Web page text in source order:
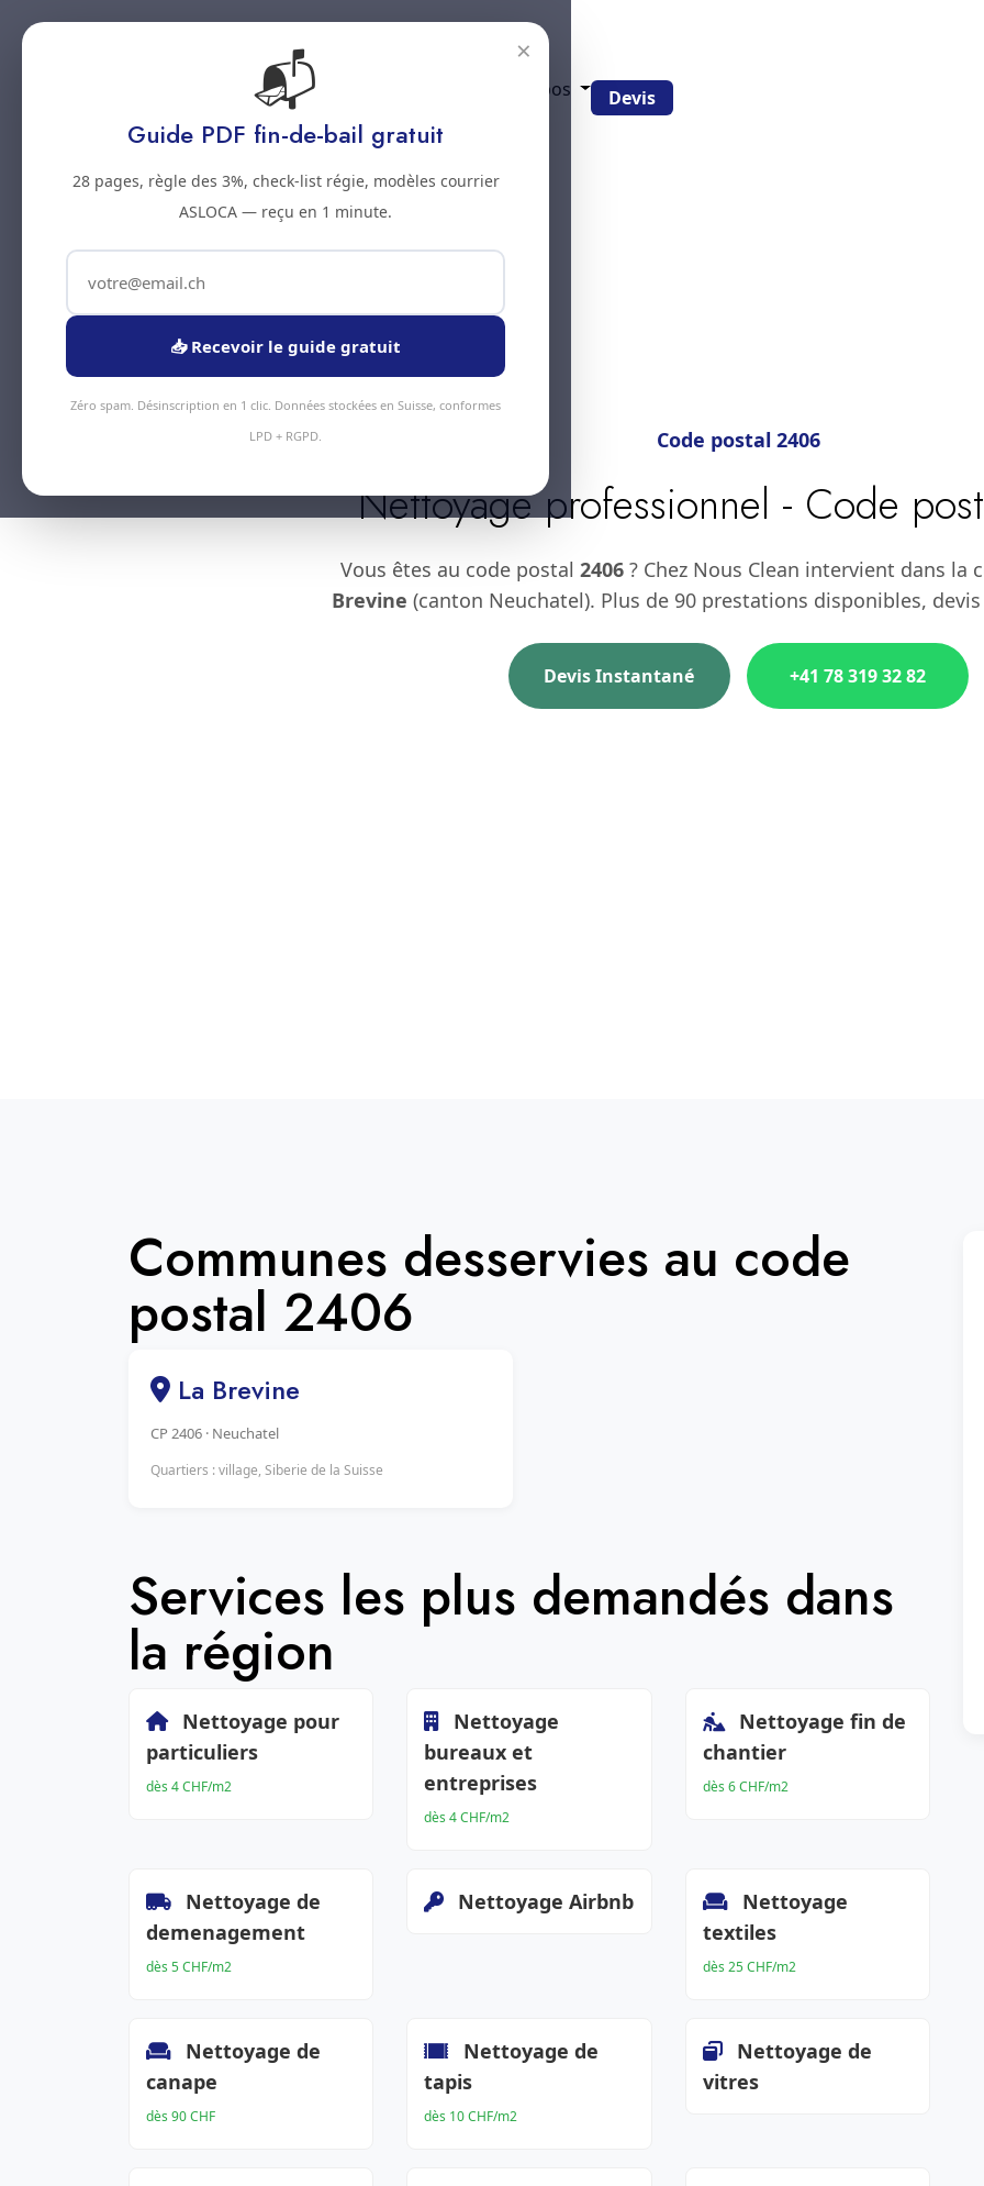
Prestations À propos Devis
Code postal 2406
Nettoyage professionnel - Code
Vous êtes au code postal 2406 ? Chez Nous Clean intervient dans la
Brevine (canton Neuchatel). Plus de 90 prestations disponibles,
Devis Instantané +41 78 319 32 82
Communes desservies au code
postal 2406
La Brevine
CP 2406 · Neuchatel
Quartiers : village, Siberie de la Suisse
Services les plus demandés dans
la région
Nettoyage pour
particuliers
dès 4 CHF/m2
Nettoyage
bureaux et
entreprises
dès 4 CHF/m2
Nettoyage fin de
chantier
dès 6 CHF/m2
Nettoyage de
demenagement
dès 5 CHF/m2
Nettoyage Airbnb
Nettoyage
textiles
dès 25 CHF/m2
Nettoyage de
canape
dès 90 CHF
Nettoyage de
tapis
dès 10 CHF/m2
Nettoyage de
vitres
×
📬
Guide PDF fin-de-bail gratuit
28 pages, règle des 3%, check-list régie, modèles courrier
ASLOCA — reçu en 1 minute.
📥 Recevoir le guide gratuit
Zéro spam. Désinscription en 1 clic. Données stockées en Suisse, conformes
LPD + RGPD.